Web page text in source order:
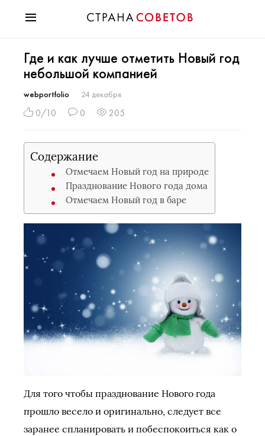
Мода
Звезды
Гороскопы
Здоровье
Хобби
Разное
Праздники
Где и как лучше отметить Новый год
небольшой компанией
webportfolio 24 декабря
0/10 0 205
Содержание
Отмечаем Новый год на природе
Празднование Нового года дома
Отмечаем Новый год в баре
Для того чтобы празднование Нового года
прошло весело и оригинально, следует все
заранее спланировать и побеспокоиться как о